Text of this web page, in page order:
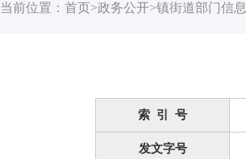
当前位置： 首页>政务公开>镇街道部门信息
索 引 号
发文字号